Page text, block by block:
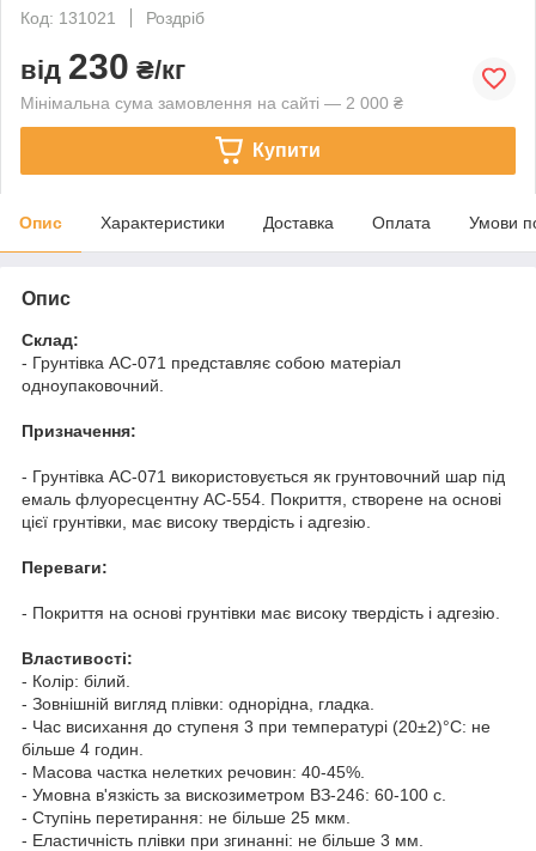
Код: 131021
Роздріб
від 230 ₴/кг
Мінімальна сума замовлення на сайті — 2 000 ₴
Купити
Опис Характеристики Доставка Оплата Умови
Опис
Склад:
- Грунтівка АС-071 представляє собою матеріал
одноупаковочний.
Призначення:
- Грунтівка АС-071 використовується як грунтовочний шар під
емаль флуоресцентну АС-554. Покриття, створене на основі
цієї грунтівки, має високу твердість і адгезію.
Переваги:
- Покриття на основі грунтівки має високу твердість і адгезію.
Властивості:
- Колір: білий.
- Зовнішній вигляд плівки: однорідна, гладка.
- Час висихання до ступеня 3 при температурі (20±2)°C: не
більше 4 годин.
- Масова частка нелетких речовин: 40-45%.
- Умовна в'язкість за вискозиметром ВЗ-246: 60-100 с.
- Ступінь перетирання: не більше 25 мкм.
- Еластичність плівки при згинанні: не більше 3 мм.